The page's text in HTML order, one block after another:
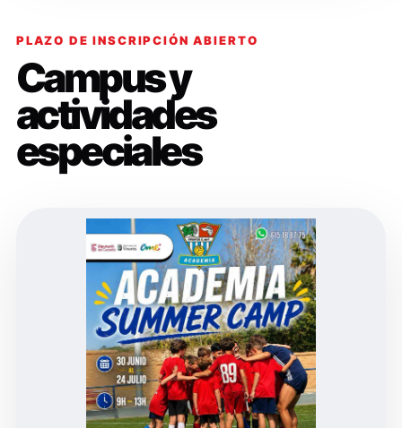
PLAZO DE INSCRIPCIÓN ABIERTO
Campus y
actividades
especiales